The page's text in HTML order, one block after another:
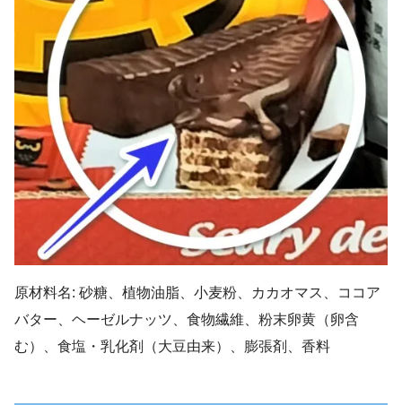
原材料名: 砂糖、植物油脂、小麦粉、カカオマス、ココア
バター、ヘーゼルナッツ、食物繊維、粉末卵黄（卵含
む）、食塩・乳化剤（大豆由来）、膨張剤、香料